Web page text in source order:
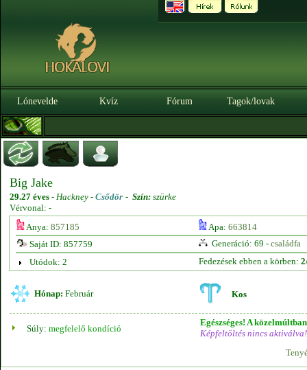
Lónevelde Kvíz Fórum Tagok/lovak
Big Jake
29.27 éves - Hackney - Csődör - Szín: szürke
Vérvonal: -
Anya: 857185 Apa: 663814
Saját ID: 857759
Generáció: 69 - családfa
Utódok: 2
Fedezések ebben a körben:
Hónap: Február Kos
Súly: megfelelő kondíció
Egészséges! A
Képfeltöltés nincs aktiválva!